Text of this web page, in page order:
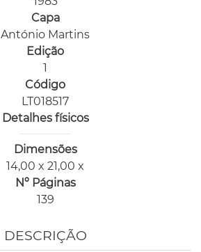
Capa
António Martins
Edição
1
Código
LT018517
Detalhes físicos
Dimensões
14,00 x 21,00 x
Nº Páginas
139
DESCRIÇÃO